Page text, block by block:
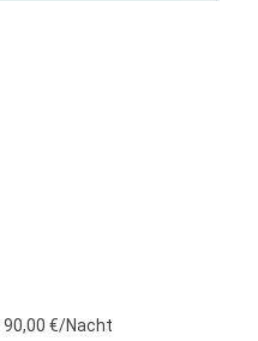
90,00 €/Nacht